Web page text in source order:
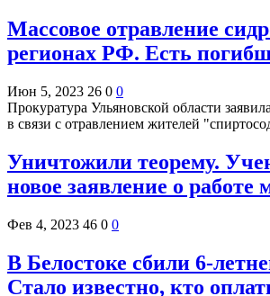
Массовое отравление
регионах РФ. Есть
Июн 5, 2023 26 0 0
Прокуратура Ульяновской области
в связи с отравлением жителей
Уничтожили теорему.
новое заявление о работе
Фев 4, 2023 46 0 0
В Белостоке сбили 6-
Стало известно, кто